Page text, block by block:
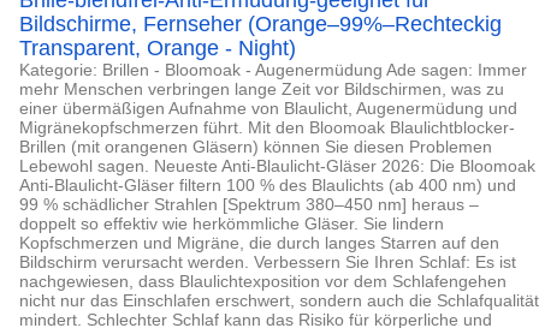
Bildschirme, Fernseher (Orange–99%–Rechteckig
Transparent, Orange - Night)
Kategorie: Brillen - Bloomoak - Augenermüdung Ade sagen: Immer
mehr Menschen verbringen lange Zeit vor Bildschirmen, was zu
einer übermäßigen Aufnahme von Blaulicht, Augenermüdung und
Migränekopfschmerzen führt. Mit den Bloomoak Blaulichtblocker-
Brillen (mit orangenen Gläsern) können Sie diesen Problemen
Lebewohl sagen. Neueste Anti-Blaulicht-Gläser 2026: Die Bloomoak
Anti-Blaulicht-Gläser filtern 100 % des Blaulichts (ab 400 nm) und
99 % schädlicher Strahlen [Spektrum 380–450 nm] heraus –
doppelt so effektiv wie herkömmliche Gläser. Sie lindern
Kopfschmerzen und Migräne, die durch langes Starren auf den
Bildschirm verursacht werden. Verbessern Sie Ihren Schlaf: Es ist
nachgewiesen, dass Blaulichtexposition vor dem Schlafengehen
nicht nur das Einschlafen erschwert, sondern auch die Schlafqualität
mindert. Schlechter Schlaf kann das Risiko für körperliche und